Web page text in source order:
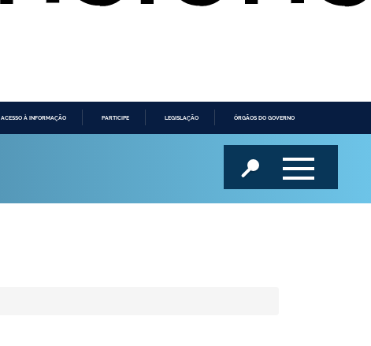
ACESSO À INFORMAÇÃO PARTICIPE LEGISLAÇÃO ÓRGÃOS DO GOVERNO